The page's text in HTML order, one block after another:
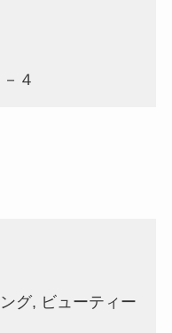
４
グ, ビューティー